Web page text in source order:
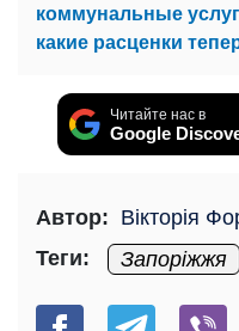
коммунальные
какие расценки
Читайте нас в
Google
Автор: Вікторія
Теги:
Запоріжжя